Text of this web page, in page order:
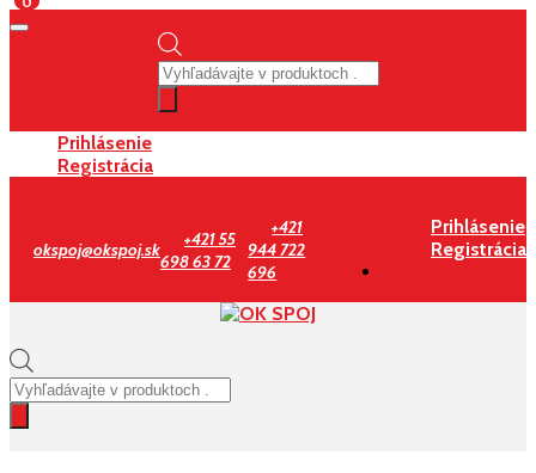
Products
search
Prihlásenie
Registrácia
okspoj@okspoj.sk
+421 55
698 63 72
+421
944 722
696
Prihlásenie
Registrácia
Products
search